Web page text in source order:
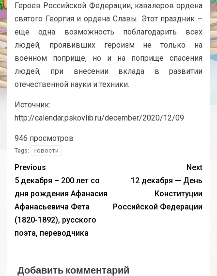
Героев Российской Федерации, кавалеров ордена
святого Георгия и ордена Славы. Этот праздник –
еще одна возможность поблагодарить всех
людей, проявивших героизм не только на
военном поприще, но и на поприще спасения
людей, при внесении вклада в развитии
отечественной науки и техники.
Источник:
http://calendar.pskovlib.ru/december/2020/12/09
946 просмотров
Tags: новости
Previous
5 декабря – 200 лет со
дня рождения Афанасия
Афанасьевича Фета
(1820-1892), русского
поэта, переводчика
Next
12 декабря — День
Конституции
Российской Федерации
Добавить комментарий